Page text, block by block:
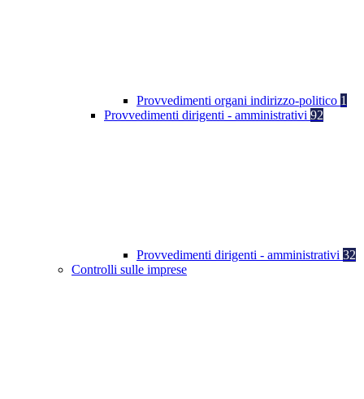
Provvedimenti organi indirizzo-politico 1
Provvedimenti dirigenti - amministrativi 92
Provvedimenti dirigenti - amministrativi 32
Controlli sulle imprese